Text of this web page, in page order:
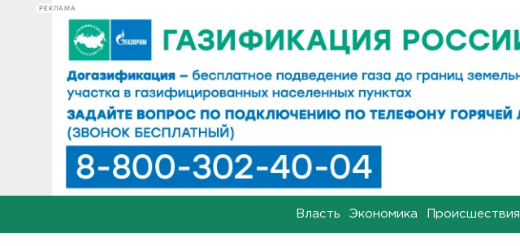
РЕКЛАМА
Власть Экономика Происшествия